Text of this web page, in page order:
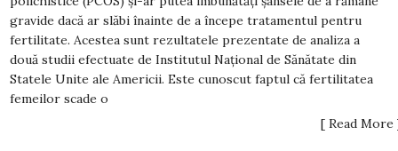
gravide dacă ar slăbi înainte de a începe tratamentul pentru
fertilitate. Acestea sunt rezultatele prezentate de analiza a
două studii efectuate de Institutul Naţional de Sănătate din
Statele Unite ale Americii. Este cunoscut faptul că fertilitatea
femeilor scade o
[ Read More